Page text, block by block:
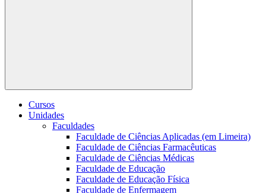
Buscar
Cursos
Unidades
Faculdades
Faculdade de Ciências Aplicadas (em Limeira)
Faculdade de Ciências Farmacêuticas
Faculdade de Ciências Médicas
Faculdade de Educação
Faculdade de Educação Física
Faculdade de Enfermagem